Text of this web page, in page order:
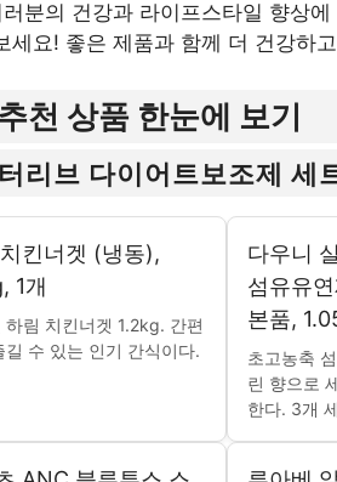
분의 건강과 라이프스타일 향상
세요! 좋은 제품과 함께 더 건강하
천 상품 한눈에 보기
리브 다이어트보조제 세
킨너겟 (냉동),
1개
하림 치킨너겟 1.2kg. 간편
길 수 있는 인기 간식이다.
다우니
섬유유
본품,
초고농축
린 향으로
한다. 3개